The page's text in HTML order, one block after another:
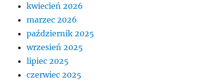
kwiecień 2026
marzec 2026
październik 2025
wrzesień 2025
lipiec 2025
czerwiec 2025